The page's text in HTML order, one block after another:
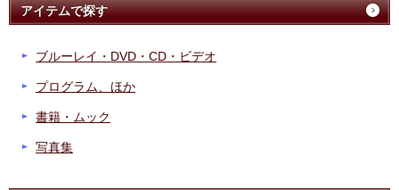
アイテムで探す
ブルーレイ・DVD・CD・ビデオ
プログラム、ほか
書籍・ムック
写真集